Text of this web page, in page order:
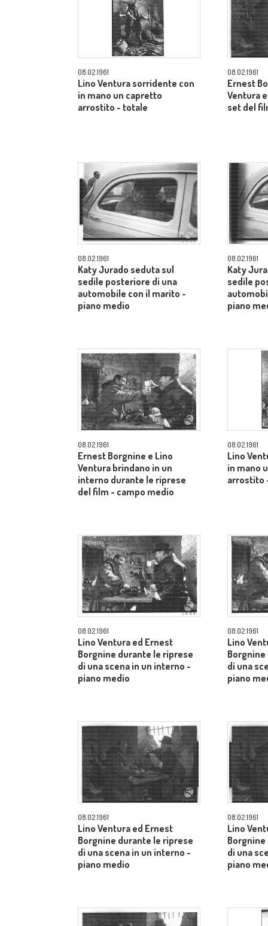
08.02.1961
Lino Ventura sorridente con
in mano un capretto
arrostito - totale
08.02.1961
Ernest
Ventura
set del
08.02.1961
Katy Jurado seduta sul
sedile posteriore di una
automobile con il marito -
piano medio
08.02.1961
Katy
sedile
piano
08.02.1961
Ernest Borgnine e Lino
Ventura brindano in un
interno durante le riprese
del film - campo medio
08.02.1961
Lino
in mano
arrostito
08.02.1961
Lino Ventura ed Ernest
Borgnine durante le riprese
di una scena in un interno -
piano medio
08.02.1961
Lino
di una
piano
08.02.1961
Lino Ventura ed Ernest
Borgnine durante le riprese
di una scena in un interno -
piano medio
08.02.1961
Lino
di una
piano